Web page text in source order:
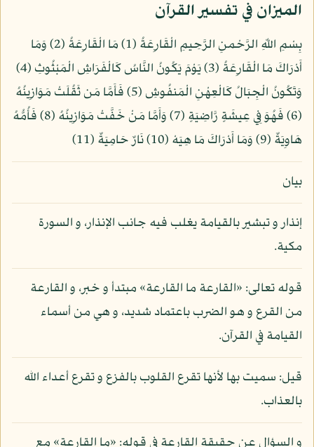
الميزان في تفسير القرآن
بِسْمِ اللّهِ الرَّحْمنِ الرَّحِيمِ الْقَارِعَةُ (1) مَا الْقَارِعَةُ (2) وَمَا
أَدْرَاكَ مَا الْقَارِعَةُ (3) يَوْمَ يَكُونُ النَّاسُ كَالْفَرَاشِ الْمَبْثُوثِ (4)
وَتَكُونُ الْجِبَالُ كَالْعِهْنِ الْمَنفُوشِ (5) فَأَمَّا مَن ثَقُلَتْ مَوَازِينُهُ
(6) فَهُوَ فِي عِيشَةٍ رَّاضِيَةٍ (7) وَأَمَّا مَنْ خَفَّتْ مَوَازِينُهُ (8) فَأُمُّهُ
هَاوِيَةٌ (9) وَمَا أَدْرَاكَ مَا هِيَهْ (10) نَارٌ حَامِيَةٌ (11)
بيان
إنذار و تبشير بالقيامة يغلب فيه جانب الإنذار، و السورة
مكية.
قوله تعالى: «القارعة ما القارعة» مبتدأ و خبر، و القارعة
من القرع و هو الضرب باعتماد شديد، و هي من أسماء
القيامة في القرآن.
قيل: سميت بها لأنها تقرع القلوب بالفزع و تقرع أعداء الله
بالعذاب.
و السؤال عن حقيقة القارعة في قوله: «ما القارعة» مع